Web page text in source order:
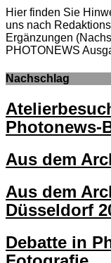
Hier finden Sie
uns nach
Ergänzungen
PHOTONEWS
Nachschlag
Photonews-
Aus dem
Aus dem
Düsseldorf
Debatte in